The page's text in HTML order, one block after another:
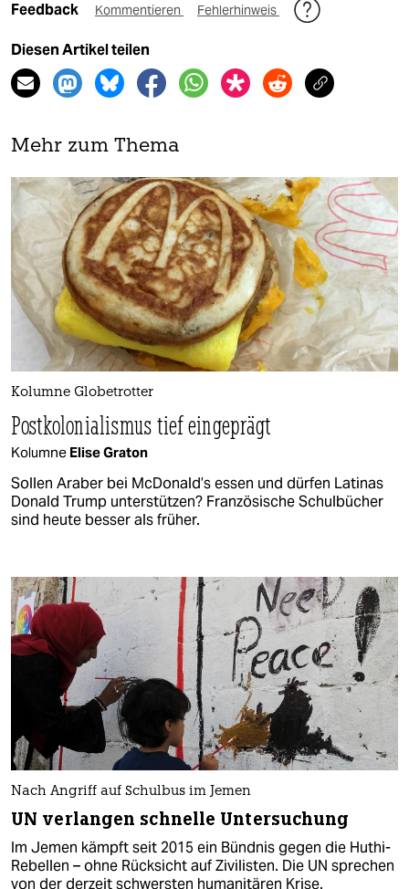
Feedback Kommentieren Fehlerhinweis
Diesen Artikel teilen
Mehr zum Thema
Kolumne Globetrotter
Postkolonialismus tief eingeprägt
Kolumne Elise Graton
Sollen Araber bei McDonald’s essen und dürfen Latinas
Donald Trump unterstützen? Französische Schulbücher
sind heute besser als früher.
Nach Angriff auf Schulbus im Jemen
UN verlangen schnelle Untersuchung
Im Jemen kämpft seit 2015 ein Bündnis gegen die Huthi-
Rebellen – ohne Rücksicht auf Zivilisten. Die UN sprechen
von der derzeit schwersten humanitären Krise.